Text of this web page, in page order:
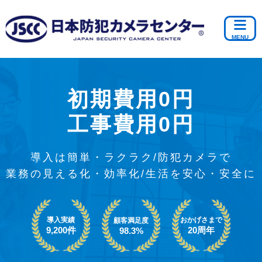
初期費用0円
工事費用0円
導入は簡単・ラクラク/防犯カメラで
業務の見える化・効率化/生活を安心・安全に
導入実績
9,200件
顧客満足度
98.3%
おかげさまで
20周年